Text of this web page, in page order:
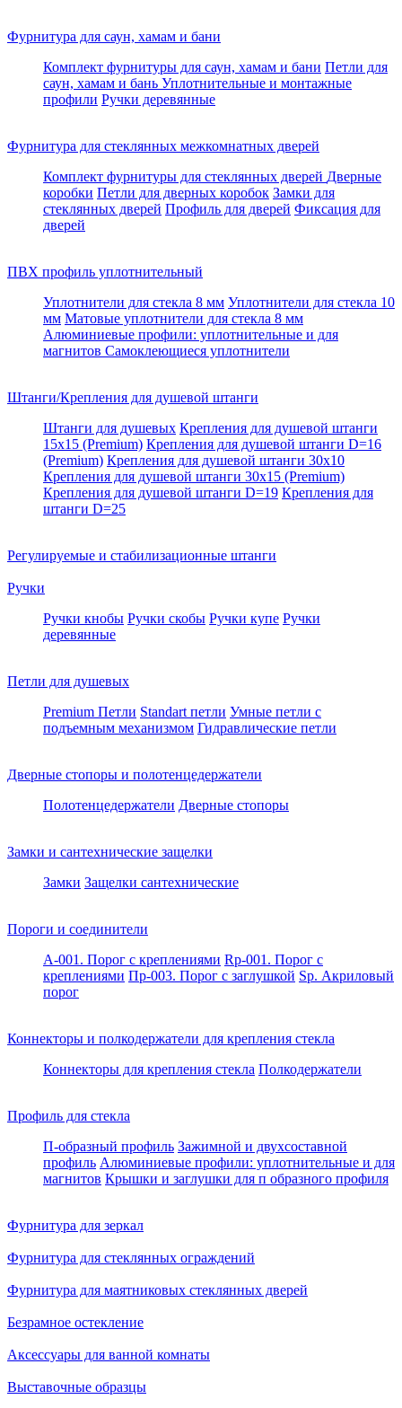
Фурнитура для саун, хамам и бани
Комплект фурнитуры для саун, хамам и бани Петли для
саун, хамам и бань Уплотнительные и монтажные
профили Ручки деревянные
Фурнитура для стеклянных межкомнатных дверей
Комплект фурнитуры для стеклянных дверей Дверные
коробки Петли для дверных коробок Замки для
стеклянных дверей Профиль для дверей Фиксация для
дверей
ПВХ профиль уплотнительный
Уплотнители для стекла 8 мм Уплотнители для стекла 10
мм Матовые уплотнители для стекла 8 мм
Алюминиевые профили: уплотнительные и для
магнитов Самоклеющиеся уплотнители
Штанги/Крепления для душевой штанги
Штанги для душевых Крепления для душевой штанги
15х15 (Premium) Крепления для душевой штанги D=16
(Premium) Крепления для душевой штанги 30x10
Крепления для душевой штанги 30x15 (Premium)
Крепления для душевой штанги D=19 Крепления для
штанги D=25
Регулируемые и стабилизационные штанги
Ручки
Ручки кнобы Ручки скобы Ручки купе Ручки
деревянные
Петли для душевых
Premium Петли Standart петли Умные петли c
подъемным механизмом Гидравлические петли
Дверные стопоры и полотенцедержатели
Полотенцедержатели Дверные стопоры
Замки и сантехнические защелки
Замки Защелки сантехнические
Пороги и соединители
A-001. Порог с креплениями Rp-001. Порог с
креплениями Пр-003. Порог с заглушкой Sp. Акриловый
порог
Коннекторы и полкодержатели для крепления стекла
Коннекторы для крепления стекла Полкодержатели
Профиль для стекла
П-образный профиль Зажимной и двухсоставной
профиль Алюминиевые профили: уплотнительные и для
магнитов Крышки и заглушки для п образного профиля
Фурнитура для зеркал
Фурнитура для стеклянных ограждений
Фурнитура для маятниковых стеклянных дверей
Безрамное остекление
Аксессуары для ванной комнаты
Выставочные образцы